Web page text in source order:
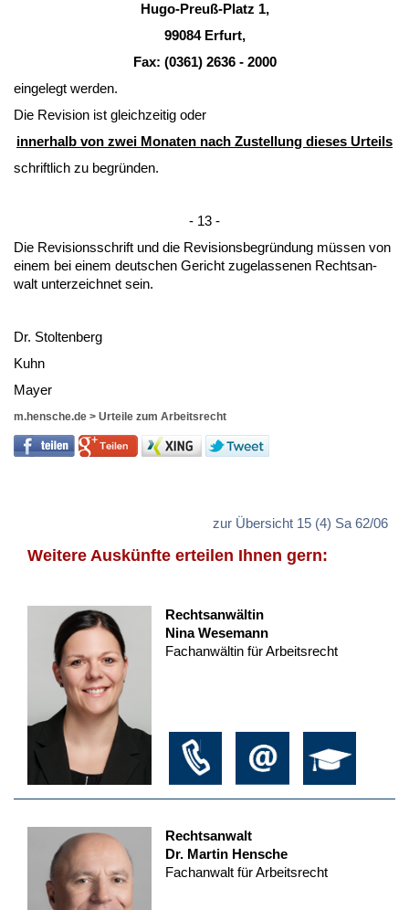
Hu­go-Preuß-Platz 1,
99084 Er­furt,
Fax: (0361) 2636 - 2000
ein­ge­legt wer­den.
Die Re­vi­si­on ist gleich­zei­tig oder
in­ner­halb von zwei Mo­na­ten nach Zu­stel­lung die­ses Ur­teils
schrift­lich zu be­gründen.
- 13 -
Die Re­vi­si­ons­schrift und die Re­vi­si­ons­be­gründung müssen von
ei­nem bei ei­nem deut­schen Ge­richt zu­ge­las­se­nen Rechts­an­
walt un­ter­zeich­net sein.
Dr. Stol­ten­berg
Kuhn
May­er
m.hensche.de > Urteile zum Arbeitsrecht
zur Übersicht 15 (4) Sa 62/06
Weitere Auskünfte erteilen Ihnen gern:
Rechtsanwältin
Nina Wesemann
Fachanwältin für Arbeitsrecht
Rechtsanwalt
Dr. Martin Hensche
Fachanwalt für Arbeitsrecht